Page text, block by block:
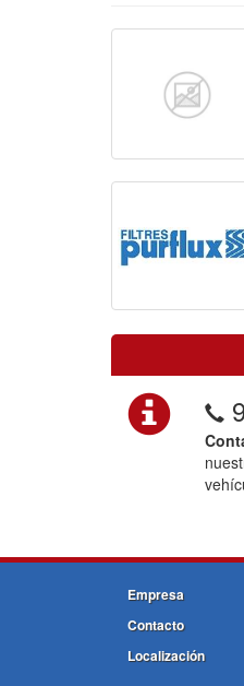
Empresa
Contacto
Localización